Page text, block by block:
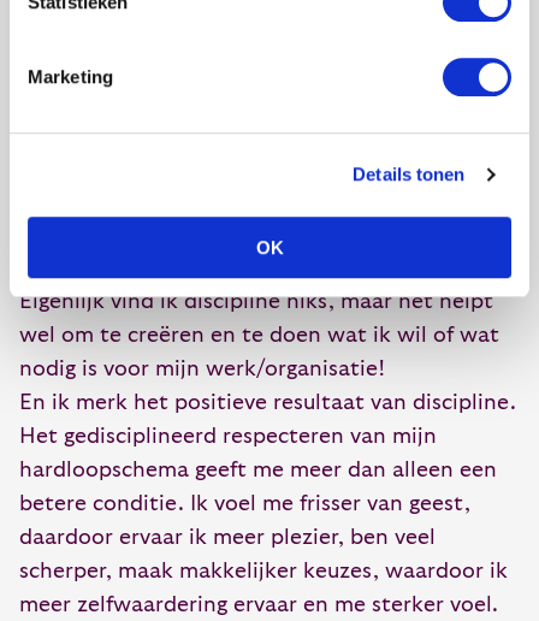
Marketing
Details tonen
OK
zelf wel uit: te weinig leidt tot spierkramp.
Realiseer je dat het in het begin vaak nog
Eigenlijk vind ik discipline niks, maar het helpt
wel om te creëren en te doen wat ik wil of wat
nodig is voor mijn werk/organisatie!
En ik merk het positieve resultaat van discipline.
Het gedisciplineerd respecteren van mijn
hardloopschema geeft me meer dan alleen een
betere conditie. Ik voel me frisser van geest,
daardoor ervaar ik meer plezier, ben veel
scherper, maak makkelijker keuzes, waardoor ik
meer zelfwaardering ervaar en me sterker voel.